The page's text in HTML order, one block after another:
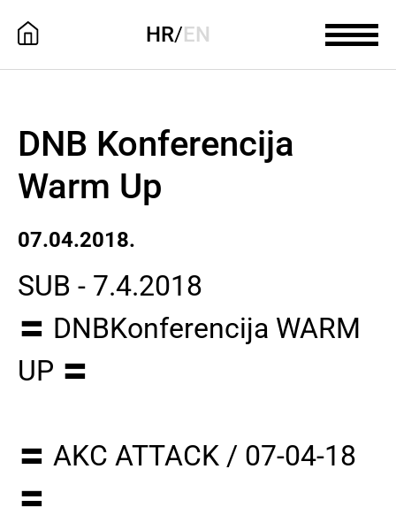
HR/EN
DNB Konferencija
Warm Up
07.04.2018.
SUB - 7.4.2018
〓 DNBKonferencija WARM
UP 〓
〓 AKC ATTACK / 07-04-18
〓